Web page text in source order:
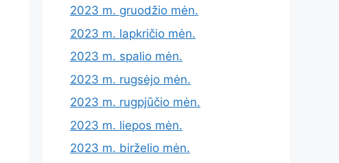
2023 m. gruodžio mėn.
2023 m. lapkričio mėn.
2023 m. spalio mėn.
2023 m. rugsėjo mėn.
2023 m. rugpjūčio mėn.
2023 m. liepos mėn.
2023 m. birželio mėn.